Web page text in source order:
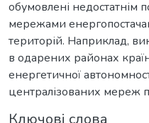
обумовлені недостатнім
мережами
територій. Наприклад,
в одарених районах
енергетичної
централізованих мереж
Ключові слова